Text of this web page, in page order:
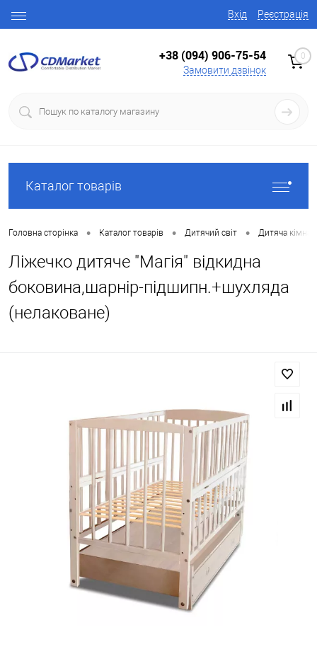
Вхід Реєстрація
+38 (094) 906-75-54
Замовити дзвінок
0
Каталог товарів
Головна сторінка • Каталог товарів • Дитячий світ • Дитяча
Ліжечко дитяче "Магія" відкидна
боковина,шарнір-підшипн.+шухляда
(нелаковане)